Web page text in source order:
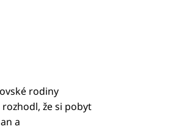
rodiny
že si pobyt
a